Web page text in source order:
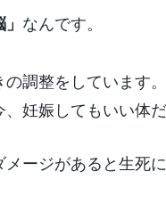
なんです。
調整をしています。
妊娠してもいい体
ージがあると生死